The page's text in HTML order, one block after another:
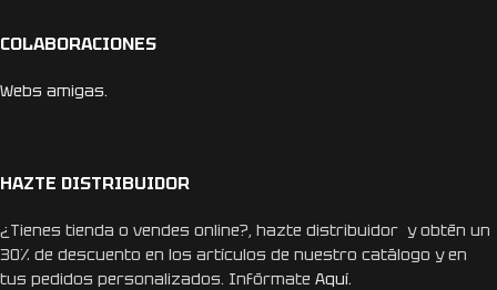
COLABORACIONES
Webs amigas.
HAZTE DISTRIBUIDOR
¿Tienes tienda o vendes online?, hazte distribuidor y obtén un
30% de descuento en los artículos de nuestro catálogo y en
tus pedidos personalizados. Infórmate Aquí.